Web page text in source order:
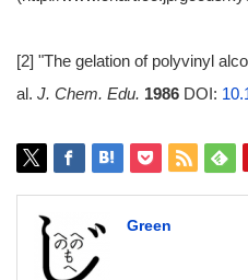
[2] "The gelation of polyvinyl
al. J. Chem. Edu. 1986 DOI:
Green